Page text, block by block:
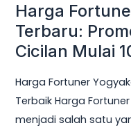
Harga
Terbaru:
Cicilan Mulai
Harga Fortuner
Terbaik Harga
menjadi salah satu
Harga
Fortuner
Yogyakarta
Terbaru:
Promo,
DP